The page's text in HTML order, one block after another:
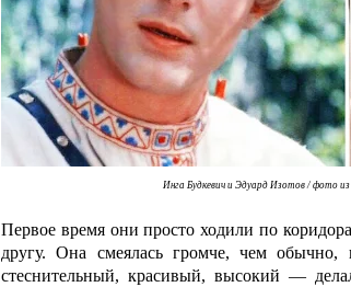
Инга Будкевич и Эдуард Изотов / фото
Первое время они просто ходили по
другу. Она смеялась громче, чем
стеснительный, красивый, высокий —